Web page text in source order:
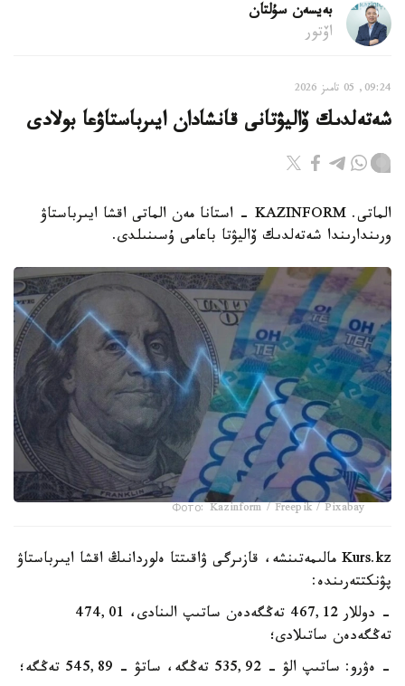
بەيسەن سۇلتان
اۆتور
09:24, 05 تامىز 2026
شەتەلدىك ۆاليۋتانى قانشادان ايىرباستاۋعا بولادى
الماتى. KAZINFORM - استانا مەن الماتى اقشا ايىرباستاۋ
ورىندارىندا شەتەلدىك ۆاليۋتا باعامى ۇسىنىلدى.
Фото: Kazinform / Freepik / Pixabay
Kurs.kz مالىمەتىنشە، قازىرگى ۋاقىتتا ەلوردانىڭ اقشا ايىرباستاۋ
پۋنكتتەرىندە:
- دوللار 467,12 تەڭگەدەن ساتىپ الىنادى، 474,01
تەڭگەدەن ساتىلادى؛
- ەۋرو: ساتىپ الۋ - 535,92 تەڭگە، ساتۋ - 545,89 تەڭگە؛